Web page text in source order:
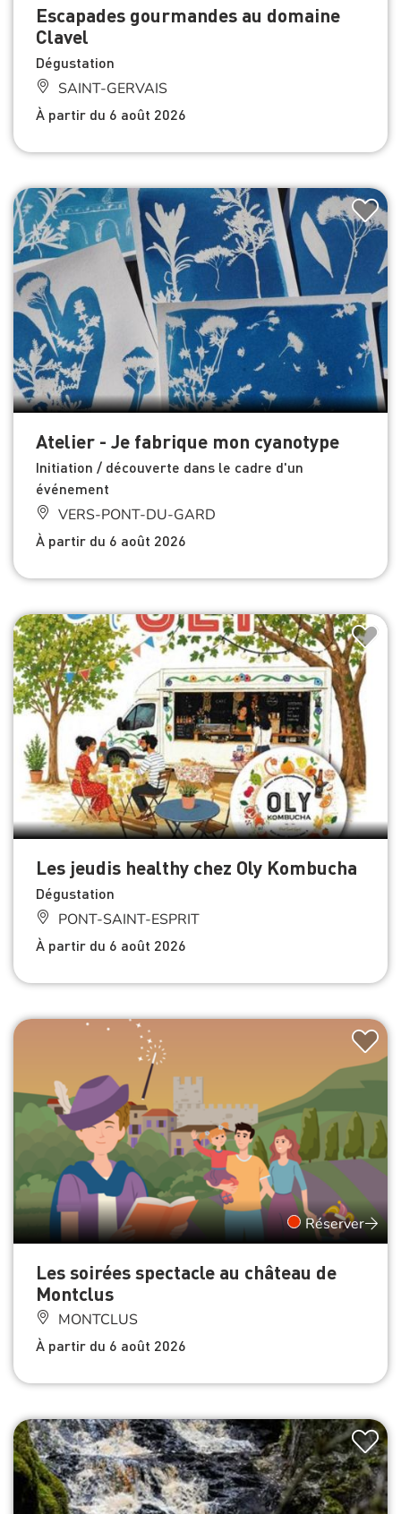
Escapades gourmandes au domaine
Clavel
Dégustation
SAINT-GERVAIS
À partir du 6 août 2026
Atelier - Je fabrique mon cyanotype
Initiation / découverte dans le cadre d'un
événement
VERS-PONT-DU-GARD
À partir du 6 août 2026
Les jeudis healthy chez Oly Kombucha
Dégustation
PONT-SAINT-ESPRIT
À partir du 6 août 2026
Réserver
Les soirées spectacle au château de
Montclus
MONTCLUS
À partir du 6 août 2026